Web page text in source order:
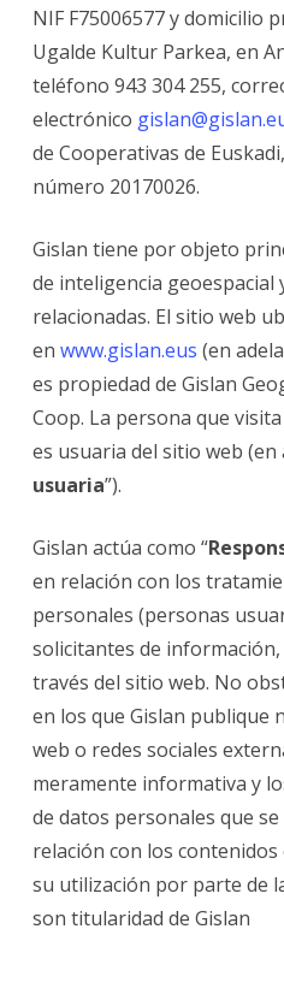
NIF F75006577y domicilio
Ugalde Kultur Parkea, en
teléfono943 304 255,
electrónico
de Cooperativas de
número 20170026.
Gislan tiene por objeto
de inteligencia geoespacial
relacionadas. El sitio web
enwww.gislan.eus (en
es propiedad de Gislan
Coop. La persona que
es usuaria del sitio web(en
usuaria”).
Gislan actúa como “
en relación con los
personales (personas
solicitantes de información,
través del sitio web. No
en los que Gislan publique
web o redes sociales
meramente informativa y
de datos personales que
relación con los contenidos
su utilización por parte de
son titularidad de Gislan